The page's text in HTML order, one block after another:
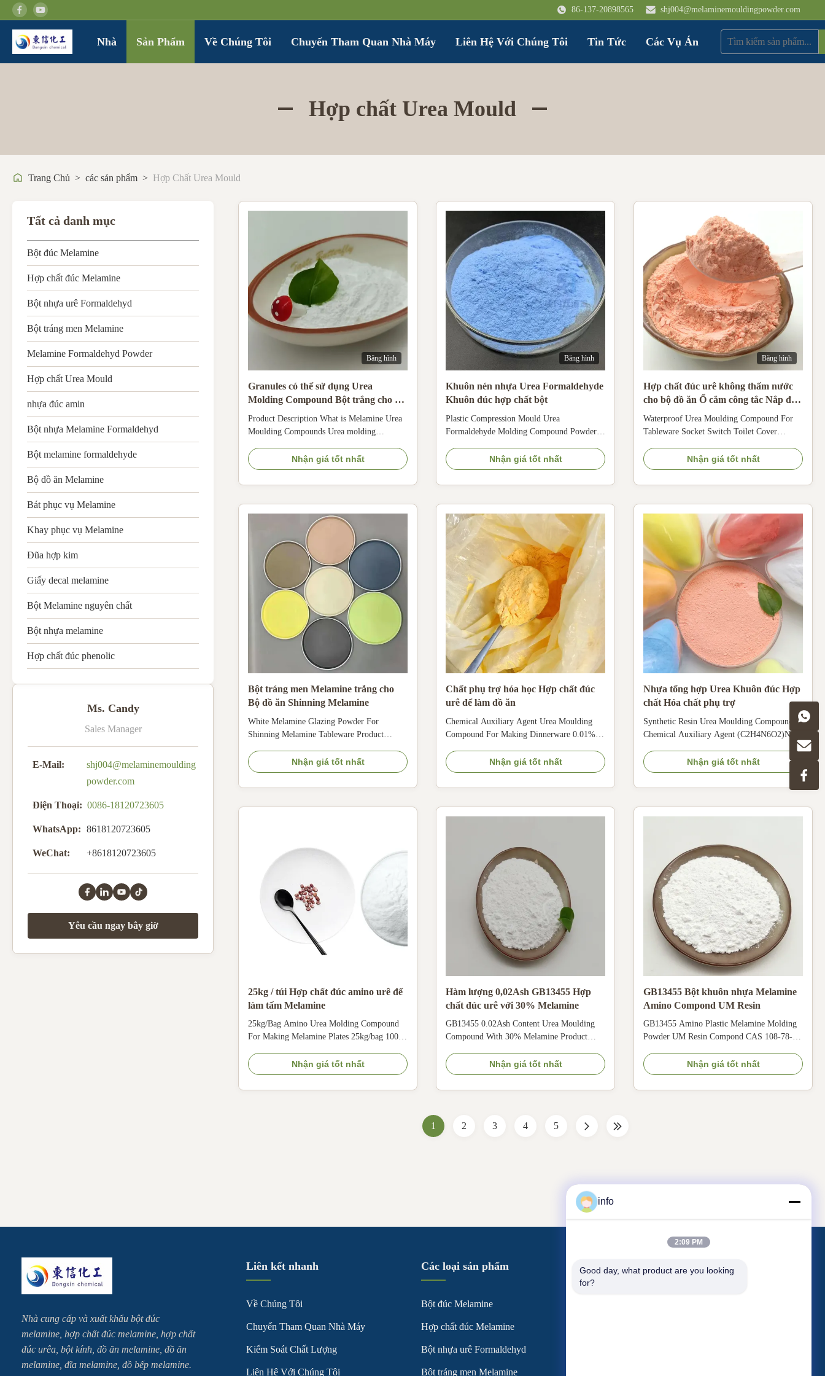
86-137-20898565 shj004@melaminemouldingpowder.com
Nhà Sản Phẩm Về Chúng Tôi Chuyến Tham Quan Nhà Máy Liên Hệ Với Chúng Tôi Tin Tức Các Vụ Án
Hợp chất Urea Mould
Trang Chủ > các sản phẩm > Hợp Chất Urea Mould
Tất cả danh mục
Bột đúc Melamine
Hợp chất đúc Melamine
Bột nhựa urê Formaldehyd
Bột tráng men Melamine
Melamine Formaldehyd Powder
Hợp chất Urea Mould
nhựa đúc amin
Bột nhựa Melamine Formaldehyd
Bột melamine formaldehyde
Bộ đồ ăn Melamine
Bát phục vụ Melamine
Khay phục vụ Melamine
Đũa hợp kim
Giấy decal melamine
Bột Melamine nguyên chất
Bột nhựa melamine
Hợp chất đúc phenolic
Ms. Candy
Sales Manager
E-Mail:
shj004@melaminemoulding
powder.com
Điện Thoại: 0086-18120723605
WhatsApp: 8618120723605
WeChat: +8618120723605
Yêu cầu ngay bây giờ
Băng hình
Granules có thể sử dụng Urea
Molding Compound Bột trắng cho đồ
dùng bàn
Product Description What is Melamine Urea
Moulding Compounds Urea molding
formaldehyde compound powder, amino
molding powder,is one kind of thermosetting
material, it's produced by adding curing
Nhận giá tốt nhất
Băng hình
Khuôn nén nhựa Urea Formaldehyde
Khuôn đúc hợp chất bột
Plastic Compression Mould Urea
Formaldehyde Molding Compound Powder
Tableware? Melamine moulding compound
are based on melamine -formaldehyde resins
fortified with specialpurpose additives,
Nhận giá tốt nhất
Băng hình
Hợp chất đúc urê không thấm nước
cho bộ đồ ăn Ổ cắm công tắc Nắp đậy
nhà vệ sinh
Waterproof Urea Moulding Compound For
Tableware Socket Switch Toilet Cover
resin molding compound is also called as urea
molding compound. It is produced by adding
curing agent, filling, colorant and lubricant
Nhận giá tốt nhất
Bột tráng men Melamine trắng cho
Bộ đồ ăn Shinning Melamine
White Melamine Glazing Powder For
Shinning Melamine Tableware Product
Formaldehyde Resins for Cutlery Kitchen
Utensil Handles Melamine is a versatile basic
organic chemical intermediate product. The
Nhận giá tốt nhất
Chất phụ trợ hóa học Hợp chất đúc
urê để làm đồ ăn
Chemical Auxiliary Agent Urea Moulding
Compound For Making Dinnerware 0.01%
Urea Moulding Compound For Making
Melamine Plates Description Of Urea Resin
Powder Urea-formaldehyde resin is also
Nhận giá tốt nhất
Nhựa tổng hợp Urea Khuôn đúc Hợp
chất Hóa chất phụ trợ
Synthetic Resin Urea Moulding Compound
Chemical Auxiliary Agent (C2H4N6O2)N
For Making Dishware Sets Product
description urea molding powder is modified
with melamine formaldehyde resin as the
Nhận giá tốt nhất
25kg / túi Hợp chất đúc amino urê để
làm tấm Melamine
25kg/Bag Amino Urea Molding Compound
For Making Melamine Plates 25kg/bag 100%
Compound For Making Melamine Plates
Product description Urea melamine
formaldehyde resin as basic material, to join
Nhận giá tốt nhất
Hàm lượng 0,02Ash GB13455 Hợp
chất đúc urê với 30% Melamine
GB13455 0.02Ash Content Urea Moulding
Compound With 30% Melamine Product
formaldehyde resin used to make plastic
products accounts for only about 10% of total
production. In the case of low molar
Nhận giá tốt nhất
GB13455 Bột khuôn nhựa Melamine
Amino Compond UM Resin
GB13455 Amino Plastic Melamine Molding
Powder UM Resin Compond CAS 108-78-1
Powder Urea Resin Product description Urea-
formaldehyde resin is also known as urea
formaldehyde resin. English abbreviation UF,
Nhận giá tốt nhất
1 2 3 4 5
Nhà cung cấp và xuất khẩu bột đúc
melamine, hợp chất đúc melamine, hợp chất
đúc urêa, bột kính, đồ ăn melamine, đồ ăn
melamine, đĩa melamine, đồ bếp melamine.
Liên kết nhanh
Về Chúng Tôi
Chuyến Tham Quan Nhà Máy
Kiểm Soát Chất Lượng
Liên Hệ Với Chúng Tôi
Các loại sản phẩm
Bột đúc Melamine
Hợp chất đúc Melamine
Bột nhựa urê Formaldehyd
Bột tráng men Melamine
Liên hệ với chúng tôi
info
2:09 PM
Good day, what product are you looking
for?